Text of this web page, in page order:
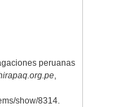
peruanas
,
show/8314.